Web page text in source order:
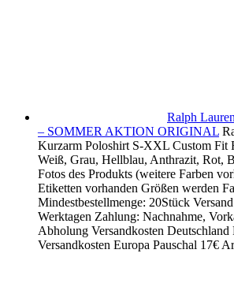
Ralph
– SOMMER AKTION ORIGINAL
Kurzarm Poloshirt S-XXL Custom Fit
Weiß, Grau, Hellblau, Anthrazit, Rot,
Fotos des Produkts (weitere Farben
Etiketten vorhanden Größen werden
Mindestbestellmenge: 20Stück
Werktagen Zahlung: Nachnahme,
Abholung Versandkosten Deutschland
Versandkosten Europa Pauschal 17€